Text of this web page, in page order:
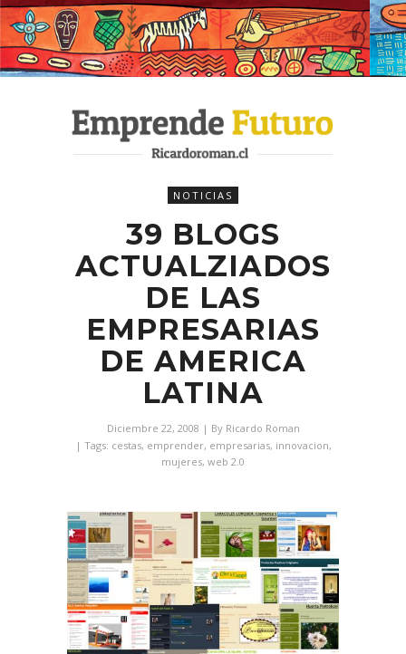
NOTICIAS
39 BLOGS
ACTUALZIADOS
DE LAS
EMPRESARIAS
DE AMERICA
LATINA
Diciembre 22, 2008 | By Ricardo Roman
| Tags: cestas, emprender, empresarias, innovacion,
mujeres, web 2.0